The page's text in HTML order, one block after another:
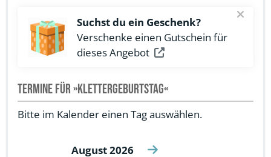
Suchst du ein Geschenk?
Verschenke einen Gutschein für
dieses Angebot
Termine für »Klettergeburtstag«
Bitte im Kalender einen Tag auswählen.
August 2026